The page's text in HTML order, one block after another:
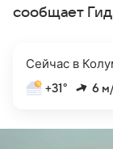
сообщает
Сейчас в
+31° 6